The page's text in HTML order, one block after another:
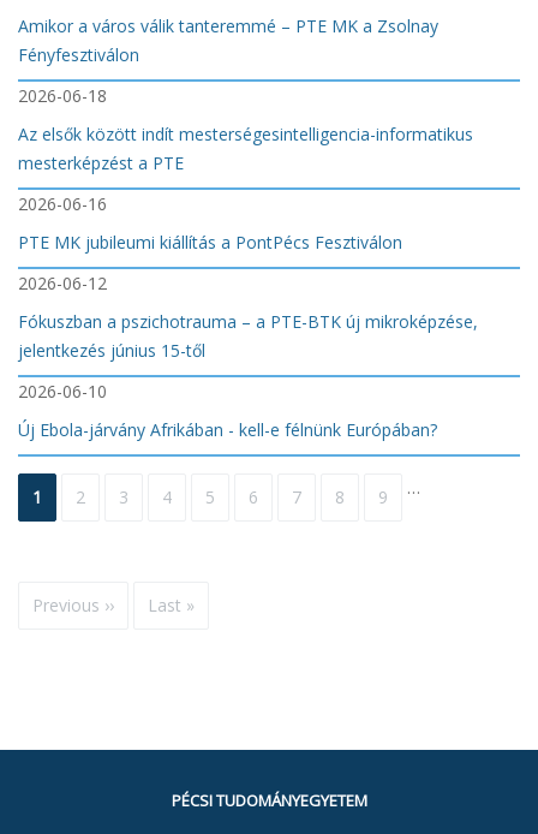
Amikor a város válik tanteremmé – PTE MK a Zsolnay
Fényfesztiválon
2026-06-18
Az elsők között indít mesterségesintelligencia-informatikus
mesterképzést a PTE
2026-06-16
PTE MK jubileumi kiállítás a PontPécs Fesztiválon
2026-06-12
Fókuszban a pszichotrauma – a PTE-BTK új mikroképzése,
jelentkezés június 15-től
2026-06-10
Új Ebola-járvány Afrikában - kell-e félnünk Európában?
Oldalszámozás
Jelenlegi
oldal
1 Oldal
2 Oldal
3 Oldal
4 Oldal
5 Oldal
6 Oldal
7 Oldal
8 Oldal
9 …
Következő
Previous ››
Utolsó
Last »
PÉCSI TUDOMÁNYEGYETEM